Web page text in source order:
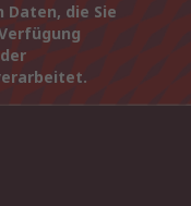
Daten, die Sie